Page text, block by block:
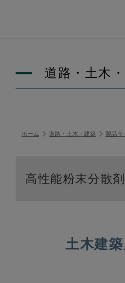
道路・土木
ホーム 道路・土木・建築 製品ラ
高性能粉末分散
土木建